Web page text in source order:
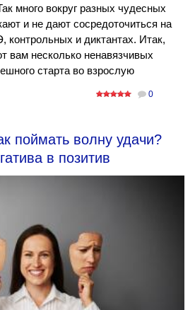
много вокруг разных чудесных
и не дают сосредоточиться на
и диктантах. Итак,
вам несколько ненавязчивых
старта во взрослую
0
поймать волну удачи?
в позитив